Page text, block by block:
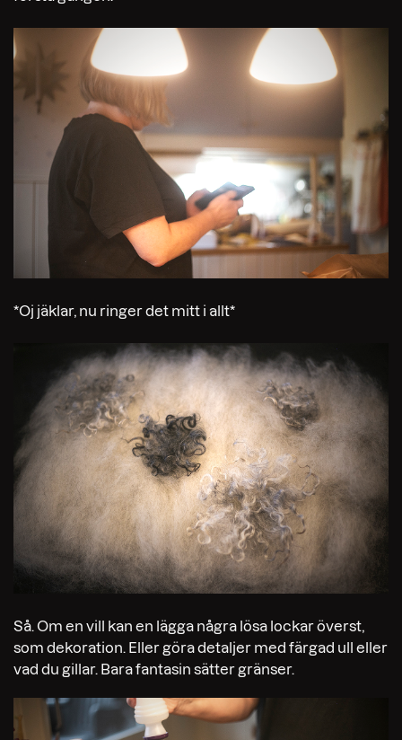
*Oj jäklar, nu ringer det mitt i allt*
Så. Om en vill kan en lägga några lösa lockar överst,
som dekoration. Eller göra detaljer med färgad ull eller
vad du gillar. Bara fantasin sätter gränser.